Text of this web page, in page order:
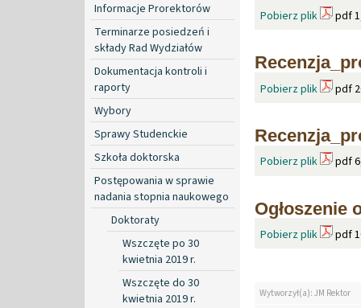
Informacje Prorektorów
Terminarze posiedzeń i
składy Rad Wydziałów
Dokumentacja kontroli i
raporty
Wybory
Sprawy Studenckie
Szkoła doktorska
Postępowania w sprawie
nadania stopnia naukowego
Doktoraty
Wszczęte po 30
kwietnia 2019 r.
Wszczęte do 30
kwietnia 2019 r.
Pobierz plik pdf
Pobierz plik pdf
Pobierz plik pdf
Ogłoszenie
Pobierz plik pdf
Wytworzył(a): JM Rektor